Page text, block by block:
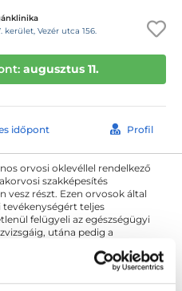
kerület, Vezér utca 156.
augusztus 11.
időpont Profil
orvosi oklevéllel rendelkező
szakképesítés
vesz részt. Ezen orvosok által
teljes
felügyeli az egészségügyi
utána pedig a
bármely szakorvos